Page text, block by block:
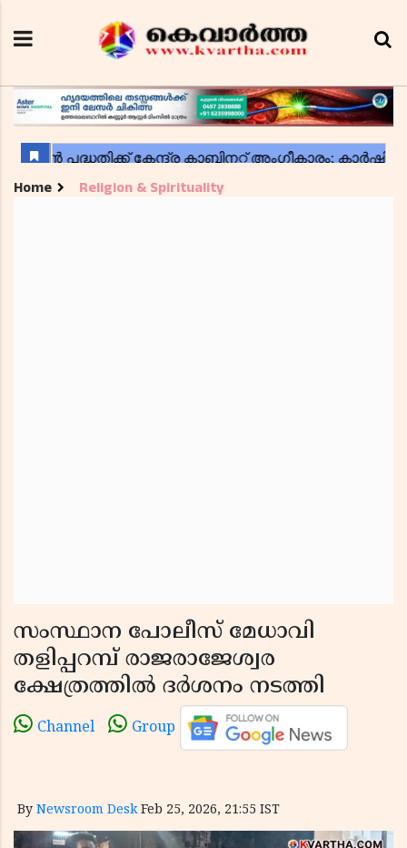
Home Religion & Spirituality
സംസ്ഥാന പോലീസ് മേധാവി
തളിപ്പറമ്പ് രാജരാജേശ്വര
ക്ഷേത്രത്തിൽ ദർശനം നടത്തി
Channel Group
By Newsroom Desk Feb 25, 2026, 21:55 IST